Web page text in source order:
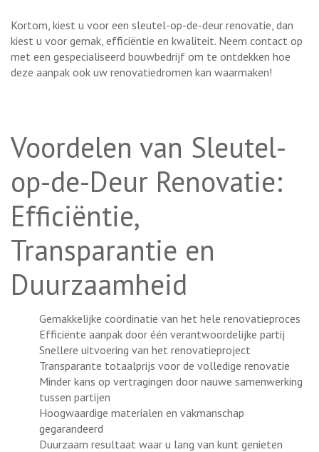
Kortom, kiest u voor een sleutel-op-de-deur renovatie, dan
kiest u voor gemak, efficiëntie en kwaliteit. Neem contact op
met een gespecialiseerd bouwbedrijf om te ontdekken hoe
deze aanpak ook uw renovatiedromen kan waarmaken!
Voordelen van Sleutel-
op-de-Deur Renovatie:
Efficiëntie,
Transparantie en
Duurzaamheid
Gemakkelijke coördinatie van het hele renovatieproces
Efficiënte aanpak door één verantwoordelijke partij
Snellere uitvoering van het renovatieproject
Transparante totaalprijs voor de volledige renovatie
Minder kans op vertragingen door nauwe samenwerking
tussen partijen
Hoogwaardige materialen en vakmanschap
gegarandeerd
Duurzaam resultaat waar u lang van kunt genieten